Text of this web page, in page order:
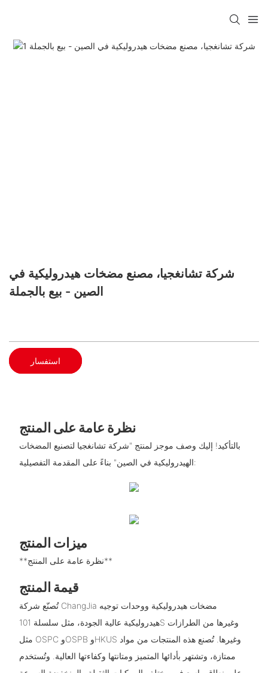
شركة تشانغجيا، مصنع مضخات هيدروليكية في
الصين - بيع بالجملة
استفسار
نظرة عامة على المنتج
بالتأكيد! إليك وصف موجز لمنتج "شركة تشانغجيا لتصنيع المضخات
الهيدروليكية في الصين" بناءً على المقدمة التفصيلية:
ميزات المنتج
**نظرة عامة على المنتج**
قيمة المنتج
تُصنّع شركة ChangJia مضخات هيدروليكية ووحدات توجيه
هيدروليكية عالية الجودة، مثل سلسلة 101S وغيرها من الطرازات
مثل OSPC وOSPB وHKUS وغيرها. تُصنع هذه المنتجات من مواد
ممتازة، وتشتهر بأدائها المتميز ومتانتها وكفاءتها العالية. وتُستخدم